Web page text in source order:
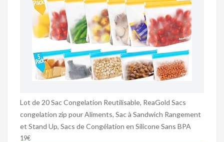
Lot de 20 Sac Congelation Reutilisable, ReaGold Sacs
congelation zip pour Aliments, Sac à Sandwich Rangement
et Stand Up, Sacs de Congélation en Silicone Sans BPA
19€